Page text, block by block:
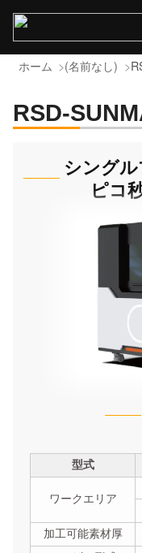
ホーム (名前なし)
RSD-
シング
ピコ
型式
ワークエリア
加工可能素材厚